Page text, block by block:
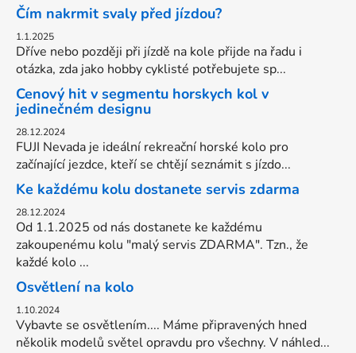
Čím nakrmit svaly před jízdou?
1.1.2025
Dříve nebo později při jízdě na kole přijde na řadu i
otázka, zda jako hobby cyklisté potřebujete sp...
Cenový hit v segmentu horskych kol v
jedinečném designu
28.12.2024
FUJI Nevada je ideální rekreační horské kolo pro
začínající jezdce, kteří se chtějí seznámit s jízdo...
Ke každému kolu dostanete servis zdarma
28.12.2024
Od 1.1.2025 od nás dostanete ke každému
zakoupenému kolu "malý servis ZDARMA". Tzn., že
každé kolo ...
Osvětlení na kolo
1.10.2024
Vybavte se osvětlením.... Máme připravených hned
několik modelů světel opravdu pro všechny. V náhled...